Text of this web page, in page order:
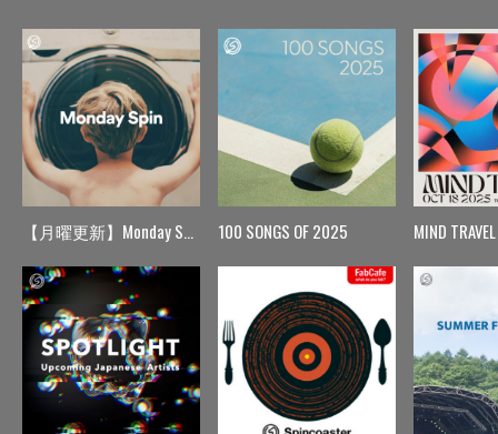
【月曜更新】Monday Spin 100 SONGS OF 2025 MIND TRAVEL